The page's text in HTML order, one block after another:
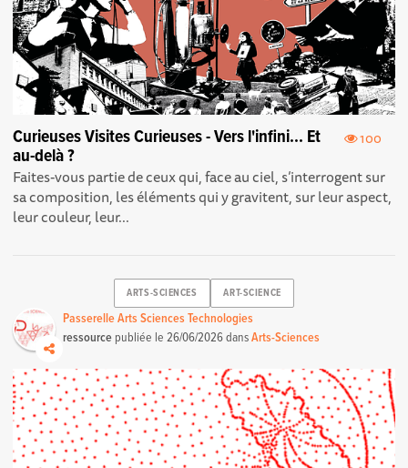
100
Curieuses Visites Curieuses - Vers l'infini... Et
au-delà ?
Faites-vous partie de ceux qui, face au ciel, s’interrogent sur
sa composition, les éléments qui y gravitent, sur leur aspect,
leur couleur, leur...
ARTS-SCIENCES ART-SCIENCE
Passerelle Arts Sciences Technologies
ressource publiée le26/06/2026dansArts-Sciences